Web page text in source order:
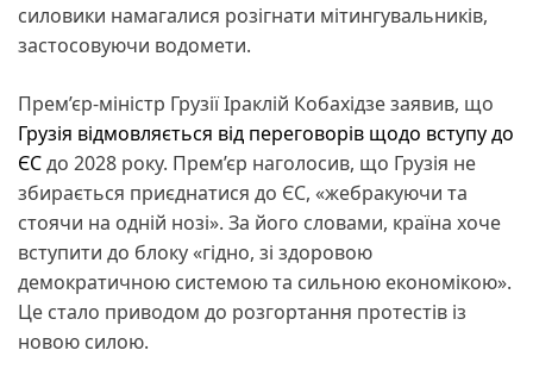
силовики намагалися розігнати мітингувальників,
застосовуючи водомети.
Прем’єр-міністр Грузії Іраклій Кобахідзе заявив, що
Грузія відмовляється від переговорів щодо вступу до
ЄСдо 2028 року. Прем’єр наголосив, що Грузія не
збирається приєднатися до ЄС, «жебракуючи та
стоячи на одній нозі». За його словами, країна хоче
вступити до блоку «гідно, зі здоровою
демократичною системою та сильною економікою».
Це стало приводом до розгортання протестів із
новою силою.